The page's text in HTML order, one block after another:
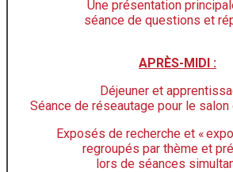
Une présentation
séance de questions et
APRÈS-MIDI :
Déjeuner et
Séance de réseautage pour le
Exposés de recherche et «
regroupés par thème et
lors de séances